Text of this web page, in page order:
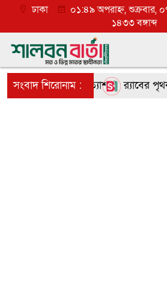
ঢাকা
০১:৪৯ অপরাহ্ন, শুক্রবার,
১৪৩৩ বঙ্গাব্দ
সংবাদ শিরোনাম :
তৃণমূলে ব্যাপক প্রত্যাশা র‌্যাবের পৃথক